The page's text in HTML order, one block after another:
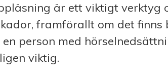
är ett viktigt verktyg
framförallt om det finns
person med
viktig.